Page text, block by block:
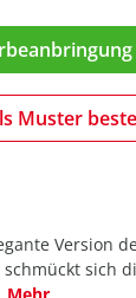
Muster
Version
sich